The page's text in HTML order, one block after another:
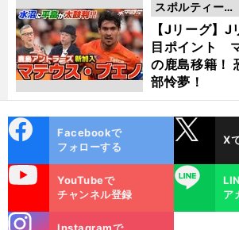
【Jリーグ】
目ポイント
の鹿島移籍！
部怜夢！
スポルティーバ
動画
ok
Facebookで
フォローする
X
YouTubeで
チャンネル登録
LINE
ア
Instagramで